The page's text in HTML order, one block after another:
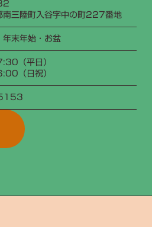
南三陸町入谷字中の町227番地
末年始・お盆
（平日）
（日祝）